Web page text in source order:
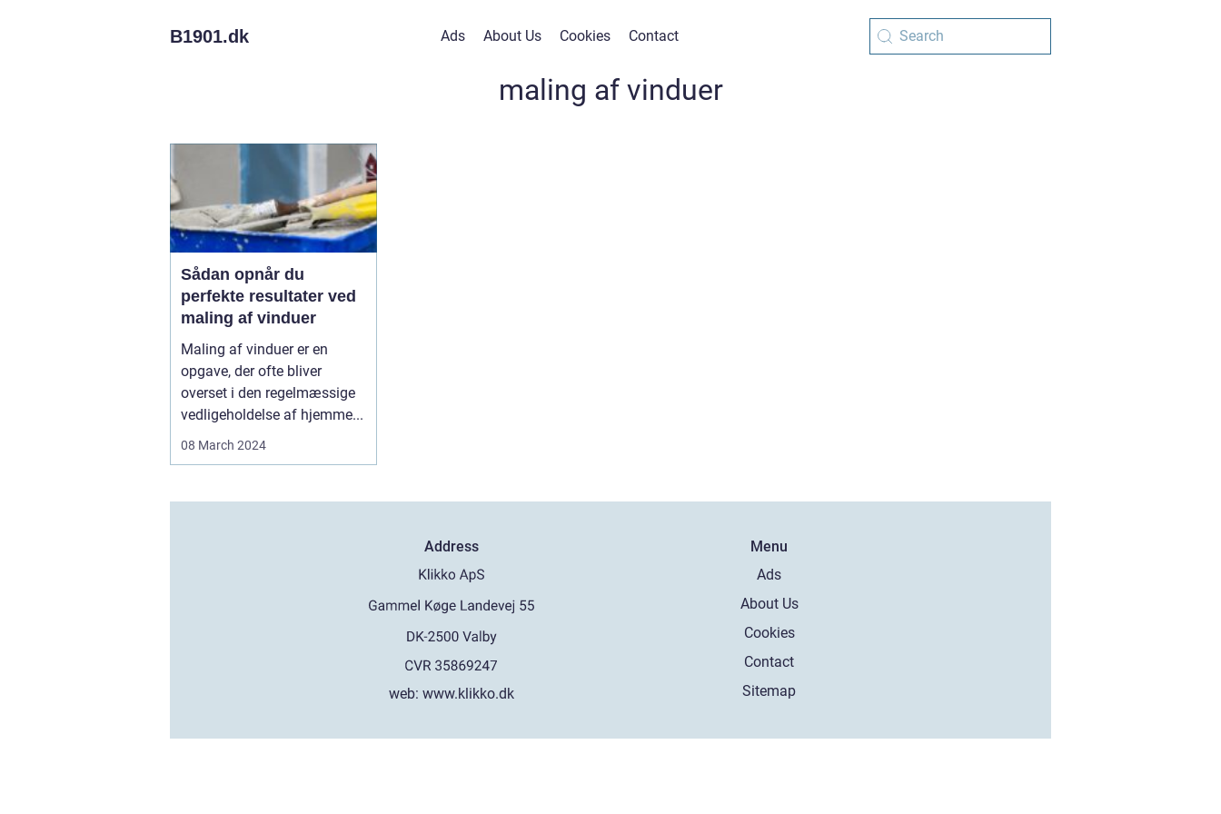
B1901.dk Ads About Us Cookies Contact
maling af vinduer
Sådan opnår du
perfekte resultater ved
maling af vinduer
Maling af vinduer er en
opgave, der ofte bliver
overset i den regelmæssige
vedligeholdelse af hjemme...
08 March 2024
Address
web:www.klikko.dk
Menu
Ads
About Us
Cookies
Contact
Sitemap